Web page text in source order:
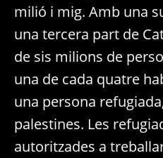
milió i mig. Amb una
una tercera part de
de sis milions de
una de cada quatre
una persona
palestines. Les
autoritzades a